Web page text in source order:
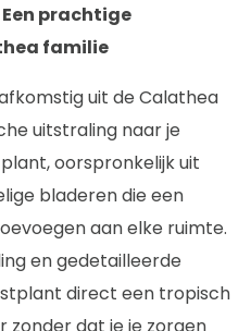
prachtige
familie
uit de Calathea
uitstraling naar je
oorspronkelijk uit
bladeren die een
aan elke ruimte.
en gedetailleerde
direct een tropisch
zonder dat je je zorgen